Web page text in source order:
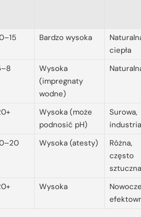
Bardzo wysoka
ciepła
Wysoka
(impregnaty
wodne)
Wysoka (może
podnosić pH)
Surowa,
Wysoka (atesty)
Różna,
często
sztuczna
Wysoka